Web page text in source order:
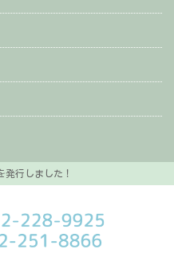
行しました！